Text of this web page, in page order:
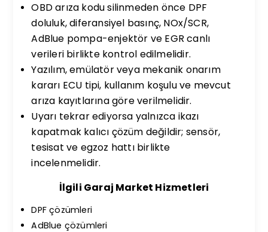
OBD arıza kodu silinmeden önce DPF
doluluk, diferansiyel basınç, NOx/SCR,
AdBlue pompa-enjektör ve EGR canlı
verileri birlikte kontrol edilmelidir.
Yazılım, emülatör veya mekanik onarım
kararı ECU tipi, kullanım koşulu ve mevcut
arıza kayıtlarına göre verilmelidir.
Uyarı tekrar ediyorsa yalnızca ikazı
kapatmak kalıcı çözüm değildir; sensör,
tesisat ve egzoz hattı birlikte
incelenmelidir.
İlgili Garaj Market Hizmetleri
DPF çözümleri
AdBlue çözümleri